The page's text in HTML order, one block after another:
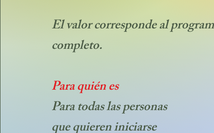
El valor corresponde al
completo.
Para quién es
Para todas las personas
que quieren iniciarse